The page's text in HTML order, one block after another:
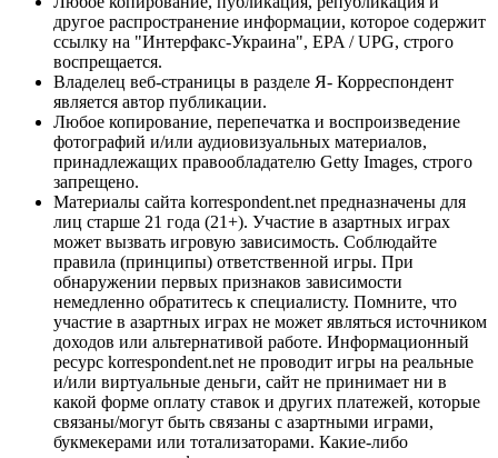
другое распространение информации, которое содержит
ссылку на "Интерфакс-Украина", EPA / UPG, строго
воспрещается.
Владелец веб-страницы в разделе Я- Корреспондент
является автор публикации.
Любое копирование, перепечатка и воспроизведение
фотографий и/или аудиовизуальных материалов,
принадлежащих правообладателю Getty Images, строго
запрещено.
Материалы сайта korrespondent.net предназначены для
лиц старше 21 года (21+). Участие в азартных играх
может вызвать игровую зависимость. Соблюдайте
правила (принципы) ответственной игры. При
обнаружении первых признаков зависимости
немедленно обратитесь к специалисту. Помните, что
участие в азартных играх не может являться источником
доходов или альтернативой работе. Информационный
ресурс korrespondent.net не проводит игры на реальные
и/или виртуальные деньги, сайт не принимает ни в
какой форме оплату ставок и других платежей, которые
связаны/могут быть связаны с азартными играми,
букмекерами или тотализаторами. Какие-либо